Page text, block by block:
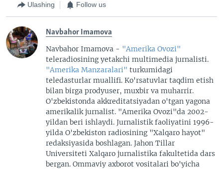
Ulashing Follow us
Navbahor Imamova
Navbahor Imamova - "Amerika Ovozi"
teleradiosining yetakchi multimedia jurnalisti.
"Amerika Manzaralari" turkumidagi
teledasturlar muallifi. Ko'rsatuvlar taqdim etish
bilan birga prodyuser, muxbir va muharrir.
O'zbekistonda akkreditatsiyadan o'tgan yagona
amerikalik jurnalist. "Amerika Ovozi"da 2002-
yildan beri ishlaydi. Jurnalistik faoliyatini 1996-
yilda O'zbekiston radiosining "Xalqaro hayot"
redaksiyasida boshlagan. Jahon Tillar
Universiteti Xalqaro jurnalistika fakultetida dars
bergan. Ommaviy axborot vositalari bo'yicha